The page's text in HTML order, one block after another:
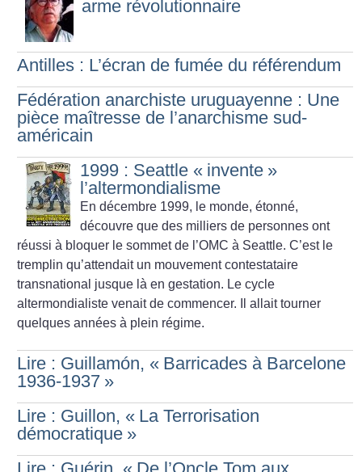
arme révolutionnaire
Antilles : L’écran de fumée du référendum
Fédération anarchiste uruguayenne : Une
pièce maîtresse de l’anarchisme sud-
américain
1999 : Seattle « invente »
l’altermondialisme
En décembre 1999, le monde, étonné,
découvre que des milliers de personnes ont
réussi à bloquer le sommet de l’OMC à Seattle. C’est le
tremplin qu’attendait un mouvement contestataire
transnational jusque là en gestation. Le cycle
altermondialiste venait de commencer. Il allait tourner
quelques années à plein régime.
Lire : Guillamón, « Barricades à Barcelone
1936-1937 »
Lire : Guillon, « La Terrorisation
démocratique »